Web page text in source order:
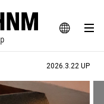
JA
EN
SNAP
タイルWEBマガジン
2026.3.22 UP